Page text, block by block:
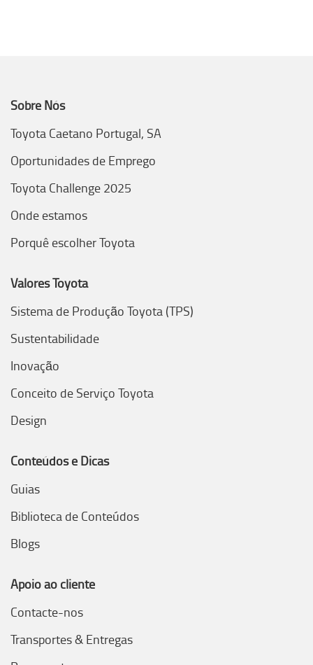
Sobre Nós
Toyota Caetano Portugal, SA
Oportunidades de Emprego
Toyota Challenge 2025
Onde estamos
Porquê escolher Toyota
Valores Toyota
Sistema de Produção Toyota (TPS)
Sustentabilidade
Inovação
Conceito de Serviço Toyota
Design
Conteúdos e Dicas
Guias
Biblioteca de Conteúdos
Blogs
Apoio ao cliente
Contacte-nos
Transportes & Entregas